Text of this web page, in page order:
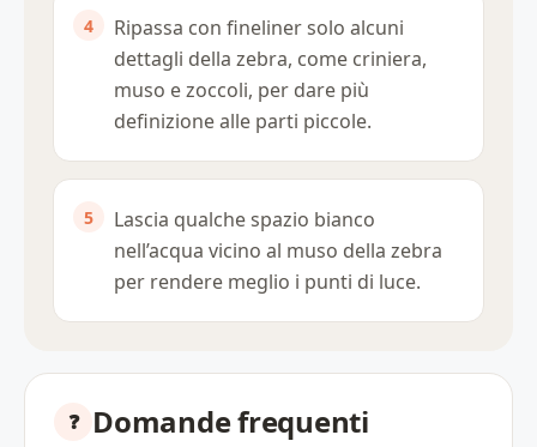
Ripassa con fineliner solo alcuni
dettagli della zebra, come criniera,
muso e zoccoli, per dare più
definizione alle parti piccole.
Lascia qualche spazio bianco
nell’acqua vicino al muso della zebra
per rendere meglio i punti di luce.
Domande frequenti